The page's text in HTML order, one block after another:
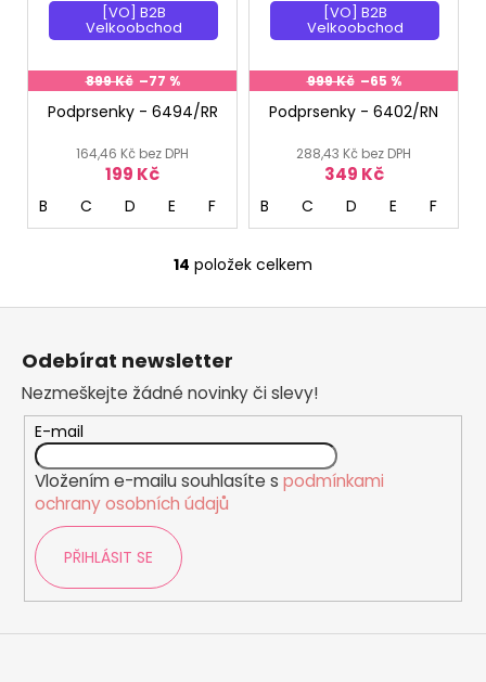
[VO] B2B
Velkoobchod
899 Kč –77 %
Podprsenky - 6494/RR
164,46 Kč bez DPH
199 Kč
B C D E F
[VO] B2B
Velkoobchod
999 Kč –65 %
Podprsenky - 6402/RN
288,43 Kč bez DPH
349 Kč
B C D E F
O
v
a
c
í
p
r
ý
p
14 položek celkem
Odebírat newsletter
Nezmeškejte žádné novinky či slevy!
E-mail
Vložením e-mailu souhlasíte s podmínkami
ochrany osobních údajů
PŘIHLÁSIT SE